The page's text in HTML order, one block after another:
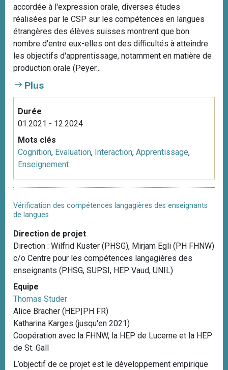
accordée à l'expression orale, diverses études
réalisées par le CSP sur les compétences en langues
étrangères des élèves suisses montrent que bon
nombre d'entre eux-elles ont des difficultés à atteindre
les objectifs d'apprentissage, notamment en matière de
production orale (Peyer...
Plus
Durée
01.2021 - 12.2024
Mots clés
Cognition, Evaluation, Interaction, Apprentissage,
Enseignement
Vérification des compétences langagières des enseignants
de langues
Direction de projet
Direction : Wilfrid Kuster (PHSG), Mirjam Egli (PH FHNW)
c/o Centre pour les compétences langagières des
enseignants (PHSG, SUPSI, HEP Vaud, UNIL)
Equipe
Thomas Studer
Alice Bracher (HEP|PH FR)
Katharina Karges (jusqu'en 2021)
Coopération avec la FHNW, la HEP de Lucerne et la HEP
de St. Gall
L’objectif de ce projet est le développement empirique